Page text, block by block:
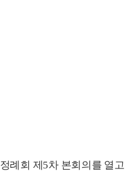
례회 제5차 본회의를 열고